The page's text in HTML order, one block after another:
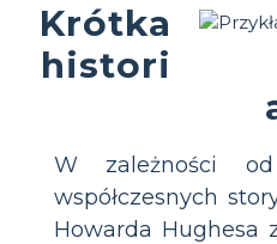
Krótka
histori
W zależności
współczesnych
Howarda Hughesa